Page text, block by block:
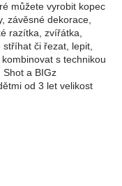
můžete vyrobit kopec
závěsné dekorace,
razítka, zvířátka,
stříhat či řezat, lepit,
s technikou
a BIGz
od 3 let velikost